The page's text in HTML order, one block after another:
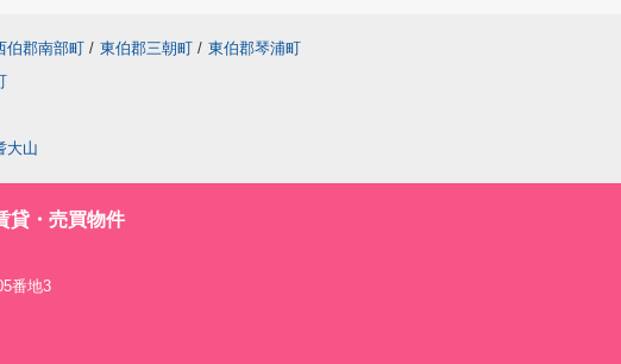
伯郡南部町 / 東伯郡三朝町 / 東伯郡琴浦町
大山
貸・売買物件
番地3